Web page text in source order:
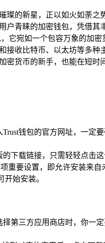
的新星，正以如火如荼
青睐的加密钱包，凭借
它宛如一个包容万象的加
接收比特币、以太坊等多
货币的新手，也能在短时
钱包的官方网址，一
下载链接，只需轻轻点击这
重要设置，即允许安装来
始安装。
第三方应用商店时，你一